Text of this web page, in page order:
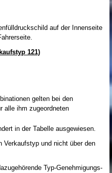
auf der Innenseite
121)
gelten bei den
alle ihm zugeordneten
in der Tabelle ausgewiesen.
Verkaufstyp und nicht über den
Typ-Genehmigungs-